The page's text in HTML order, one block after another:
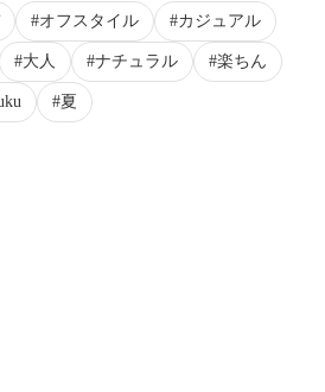
オフスタイル カジュアル
大人 ナチュラル 楽ちん
夏